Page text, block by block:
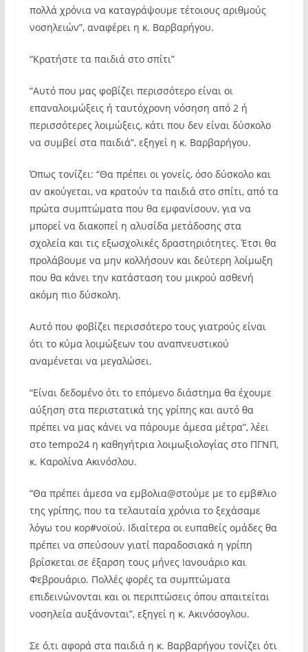
πολλά χρόνια να καταγράψουμε τέτοιους αριθμούς
νοσηλειών”, αναφέρει η κ. Βαρβαρήγου.
“Κρατήστε τα παιδιά στο σπίτι”
“Αυτό που μας φοβίζει περισσότερο είναι οι
επαναλοιμώξεις ή ταυτόχρονη νόσηση από 2 ή
περισσότερες λοιμώξεις, κάτι που δεν είναι δύσκολο
να συμβεί στα παιδιά”, εξηγεί η κ. Βαρβαρήγου.
Όπως τονίζει: “Θα πρέπει οι γονείς, όσο δύσκολο και
αν ακούγεται, να κρατούν τα παιδιά στο σπίτι, από τα
πρώτα συμπτώματα που θα εμφανίσουν, για να
μπορεί να διακοπεί η αλυσίδα μετάδοσης στα
σχολεία και τις εξωσχολικές δραστηριότητες. Έτσι θα
προλάβουμε να μην κολλήσουν και δεύτερη λοίμωξη
που θα κάνει την κατάσταση του μικρού ασθενή
ακόμη πιο δύσκολη.
Αυτό που φοβίζει περισσότερο τους γιατρούς είναι
ότι το κύμα λοιμώξεων του αναπνευστικού
αναμένεται να μεγαλώσει.
“Είναι δεδομένο ότι το επόμενο διάστημα θα έχουμε
αύξηση στα περιστατικά της γρίπης και αυτό θα
πρέπει να μας κάνει να πάρουμε άμεσα μέτρα”, λέει
στο tempo24 η καθηγήτρια λοιμωξιολογίας στο ΠΓΝΠ,
κ. Καρολίνα Ακινόσλου.
“Θα πρέπει άμεσα να εμβολια@στούμε με το εμβ#λιο
της γρίπης, που τα τελαυταία χρόνια το ξεχάσαμε
λόγω του κορ#νοϊού. Ιδιαίτερα οι ευπαθείς ομάδες θα
πρέπει να σπεύσουν γιατί παραδοσιακά η γρίπη
βρίσκεται σε έξαρση τους μήνες Ιανουάριο και
Φεβρουάριο. Πολλές φορές τα συμπτώματα
επιδεινώνονται και οι περιπτώσεις όπου απαιτείται
νοσηλεία αυξάνονται”, εξηγεί η κ. Ακινόσογλου.
Σε ό,τι αφορά στα παιδιά η κ. Βαρβαρήγου τονίζει ότι